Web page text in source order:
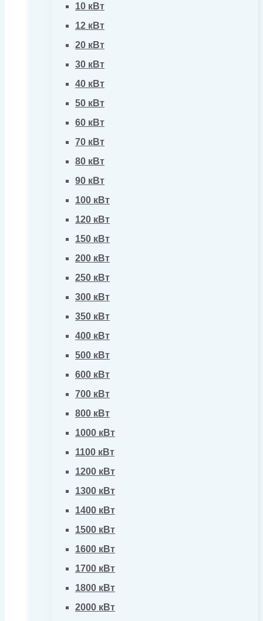
10 кВт
12 кВт
20 кВт
30 кВт
40 кВт
50 кВт
60 кВт
70 кВт
80 кВт
90 кВт
100 кВт
120 кВт
150 кВт
200 кВт
250 кВт
300 кВт
350 кВт
400 кВт
500 кВт
600 кВт
700 кВт
800 кВт
1000 кВт
1100 кВт
1200 кВт
1300 кВт
1400 кВт
1500 кВт
1600 кВт
1700 кВт
1800 кВт
2000 кВт